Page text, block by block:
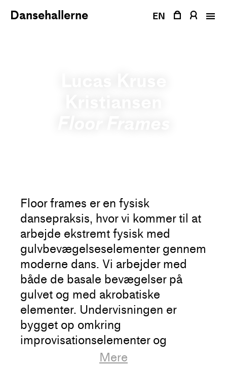
Dansehallerne EN
Floor frames er en fysisk
dansepraksis, hvor vi kommer til at
arbejde ekstremt fysisk med
gulvbevægelseselementer gennem
moderne dans. Vi arbejder med
både de basale bevægelser på
gulvet og med akrobatiske
elementer. Undervisningen er
bygget op omkring
improvisationselementer og
omkring både arbejde på gulvet og
Mere